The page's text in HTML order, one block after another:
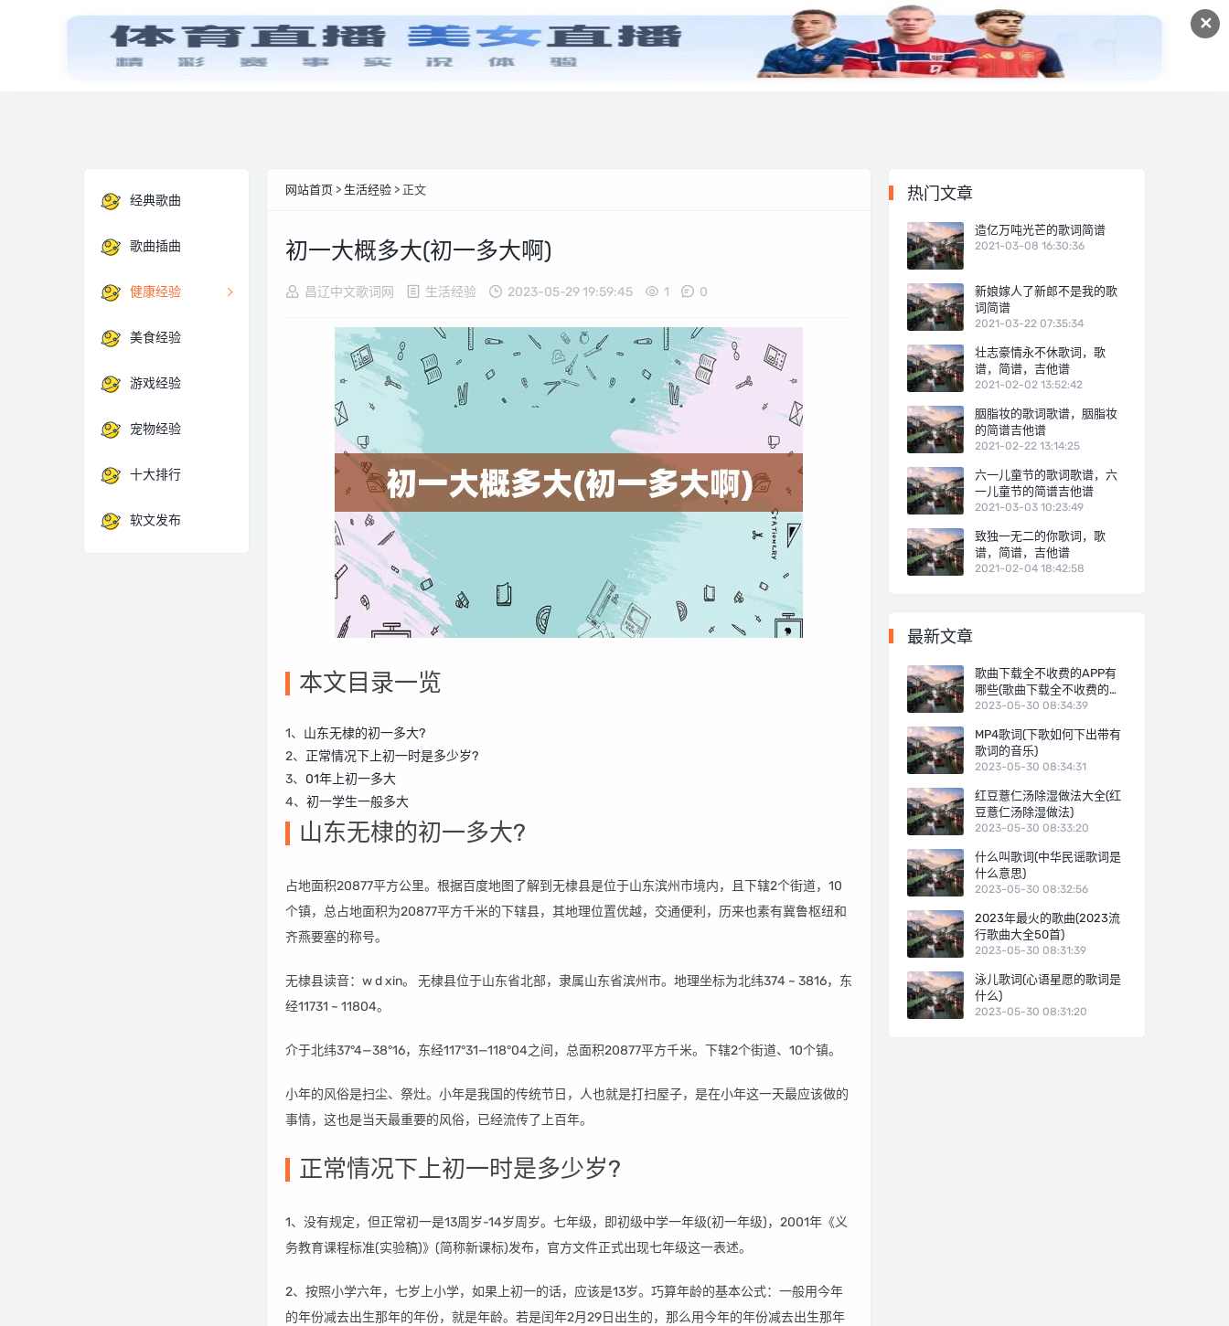
✕
首页 经典歌曲 歌曲插曲 生活经验 健康经验 美食经验 游戏经验 宠物经验 十大排行 自媒体
网站首页 > 生活经验 > 正文
初一大概多大(初一多大啊)
昌辽中文歌词网 生活经验 2023-05-29 19:59:45 1 0
本文目录一览
1、 山东无棣的初一多大?
2、 正常情况下上初一时是多少岁?
3、 01年上初一多大
4、 初一学生一般多大
山东无棣的初一多大?
占地面积20877平方公里。根据百度地图了解到无棣县是位于山东滨州市境内，且下辖2个街道，10
个镇，总占地面积为20877平方千米的下辖县，其地理位置优越，交通便利，历来也素有冀鲁枢纽和
齐燕要塞的称号。
无棣县读音：w d xin。 无棣县位于山东省北部，隶属山东省滨州市。地理坐标为北纬374 ~ 3816，东
经11731 ~ 11804。
介于北纬37°4—38°16，东经117°31—118°04之间，总面积20877平方千米。下辖2个街道、10个镇。
小年的风俗是扫尘、祭灶。小年是我国的传统节日，人也就是打扫屋子，是在小年这一天最应该做的
事情，这也是当天最重要的风俗，已经流传了上百年。
正常情况下上初一时是多少岁?
1、没有规定，但正常初一是13周岁-14岁周岁。七年级，即初级中学一年级(初一年级)，2001年《义
务教育课程标准(实验稿)》(简称新课标)发布，官方文件正式出现七年级这一表述。
2、按照小学六年，七岁上小学，如果上初一的话，应该是13岁。巧算年龄的基本公式：一般用今年
的年份减去出生那年的年份，就是年龄。若是闰年2月29日出生的，那么用今年的年份减去出生那年
经典歌曲
歌曲插曲
健康经验
美食经验
游戏经验
宠物经验
十大排行
软文发布
热门文章
造亿万吨光芒的歌词简谱
2021-03-08 16:30:36
新娘嫁人了新郎不是我的歌
词简谱
2021-03-22 07:35:34
壮志豪情永不休歌词，歌
谱，简谱，吉他谱
2021-02-02 13:52:42
胭脂妆的歌词歌谱，胭脂妆
的简谱吉他谱
2021-02-22 13:14:25
六一儿童节的歌词歌谱，六
一儿童节的简谱吉他谱
2021-03-03 10:23:49
致独一无二的你歌词，歌
谱，简谱，吉他谱
2021-02-04 18:42:58
最新文章
歌曲下载全不收费的APP有
哪些(歌曲下载全不收费的
APP)
2023-05-30 08:34:39
MP4歌词(下歌如何下出带有
歌词的音乐)
2023-05-30 08:34:31
红豆薏仁汤除湿做法大全(红
豆薏仁汤除湿做法)
2023-05-30 08:33:20
什么叫歌词(中华民谣歌词是
什么意思)
2023-05-30 08:32:56
2023年最火的歌曲(2023流
行歌曲大全50首)
2023-05-30 08:31:39
泳儿歌词(心语星愿的歌词是
什么)
2023-05-30 08:31:20